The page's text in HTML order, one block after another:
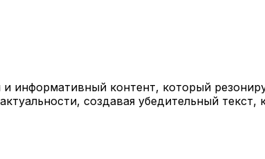
информативный контент, который
создавая убедительный